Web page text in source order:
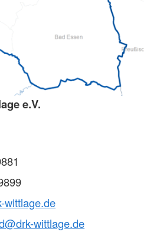
e.V.
wittlage.de
wittlage.de